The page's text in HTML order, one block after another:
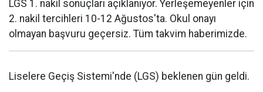
LGS 1. nakil sonuçları açıklanıyor. Yerleşemeyenler için
2. nakil tercihleri 10-12 Ağustos'ta. Okul onayı
olmayan başvuru geçersiz. Tüm takvim haberimizde.
Liselere Geçiş Sistemi'nde (LGS) beklenen gün geldi.